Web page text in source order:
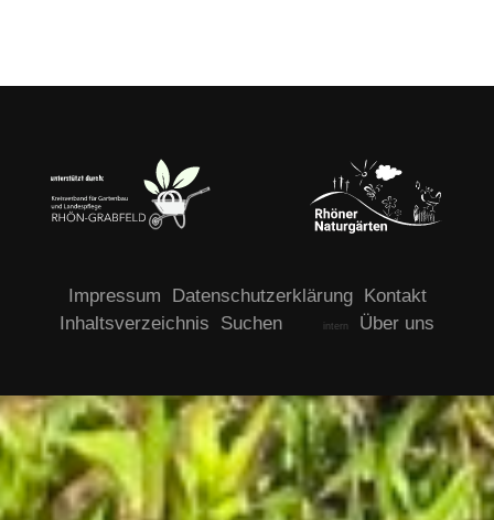
Impressum Datenschutzerklärung
Kontakt
Inhaltsverzeichnis
Suchen intern Über uns